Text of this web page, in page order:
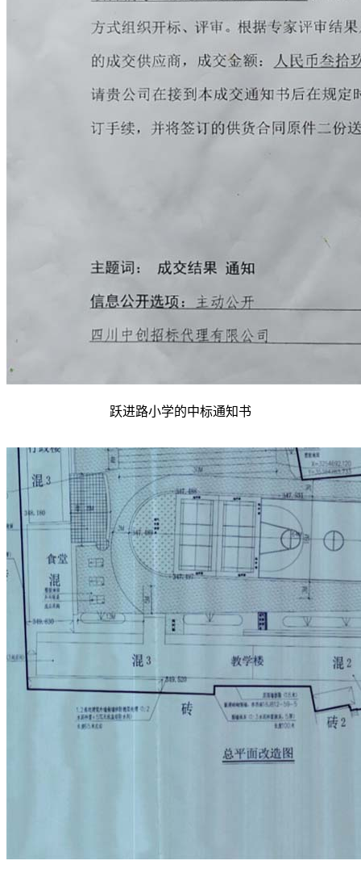
跃进路小学的中标通知书